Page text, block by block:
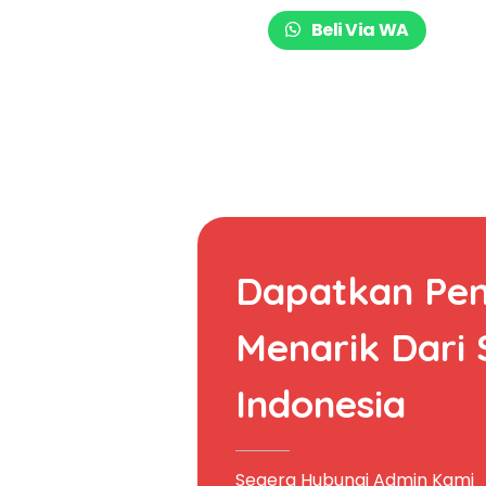
Beli Via WA
Dapatkan
Menarik Dari
Indonesia
Segera Hubungi Admin Kami